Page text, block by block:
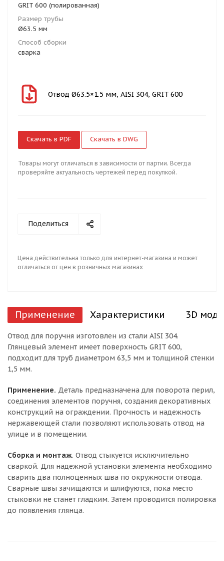
GRIT 600 (полированная)
Размер трубы
Ø63.5 мм
Способ сборки
сварка
Отвод Ø63.5×1.5 мм, AISI 304, GRIT 600
Скачать в PDF Скачать в DWG
Товары могут отличаться в зависимости от партии. Всегда
проверяйте актуальность чертежей перед покупкой.
Поделиться
Цена действительна только для интернет-магазина и может
отличаться от цен в розничных магазинах
Применение Характеристики 3D
Отвод для поручня изготовлен из стали AISI 304.
Глянцевый элемент имеет поверхность GRIT 600,
подходит для труб диаметром 63,5 мм и толщиной стенки
1,5 мм.
Применение. Деталь предназначена для поворота перил,
соединения элементов поручня, создания декоративных
конструкций на ограждении. Прочность и надежность
нержавеющей стали позволяют использовать отвод на
улице и в помещении.
Сборка и монтаж. Отвод стыкуется исключительно
сваркой. Для надежной установки элемента необходимо
сварить два полноценных шва по окружности отвода.
Сварные швы зачищаются и шлифуются, пока место
стыковки не станет гладким. Затем проводится полировка
до появления глянца.